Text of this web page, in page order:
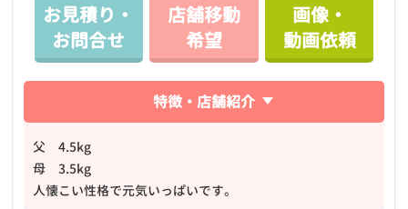
お見積り・
お問合せ
店舗移動
希望
画像・
動画依頼
特徴・店舗紹介
父 4.5kg
母 3.5kg
人懐こい性格で元気いっぱいです。